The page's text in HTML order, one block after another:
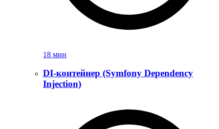
18 мин
DI-контейнер (Symfony Dependency
Injection)